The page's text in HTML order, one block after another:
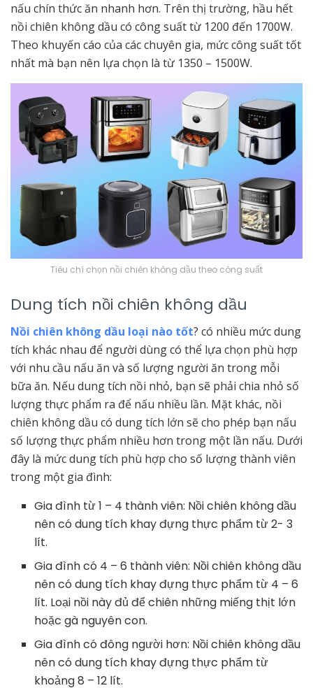
nấu chín thức ăn nhanh hơn. Trên thị trường, hầu hết
nồi chiên không dầu có công suất từ 1200 đến 1700W.
Theo khuyến cáo của các chuyên gia, mức công suất tốt
nhất mà bạn nên lựa chọn là từ 1350 – 1500W.
Tiêu chí chọn nồi chiên không dầu theo công suất
Dung tích nồi chiên không dầu
Nồi chiên không dầu loại nào tốt? có nhiều mức dung
tích khác nhau để người dùng có thể lựa chọn phù hợp
với nhu cầu nấu ăn và số lượng người ăn trong mỗi
bữa ăn. Nếu dung tích nồi nhỏ, bạn sẽ phải chia nhỏ số
lượng thực phẩm ra để nấu nhiều lần. Mặt khác, nồi
chiên không dầu có dung tích lớn sẽ cho phép bạn nấu
số lượng thực phẩm nhiều hơn trong một lần nấu. Dưới
đây là mức dung tích phù hợp cho số lượng thành viên
trong một gia đình:
Gia đình từ 1 – 4 thành viên: Nồi chiên không dầu
nên có dung tích khay đựng thực phẩm từ 2- 3
lít.
Gia đình có 4 – 6 thành viên: Nồi chiên không dầu
nên có dung tích khay đựng thực phẩm từ 4 – 6
lít. Loại nồi này đủ để chiên những miếng thịt lớn
hoặc gà nguyên con.
Gia đình có đông người hơn: Nồi chiên không dầu
nên có dung tích khay đựng thực phẩm từ
khoảng 8 – 12 lít.